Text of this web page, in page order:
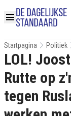
Startpagina Politiek
LOL!
Rutte op
tegen